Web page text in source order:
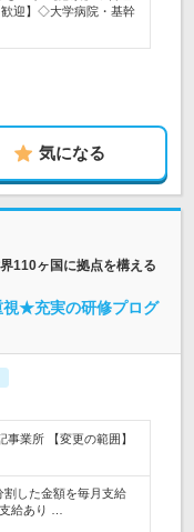
迎】◇大学病院・基幹
気になる
110ヶ国に拠点を構える
視★充実の研修プログ
業所 【変更の範囲】
した金額を毎月支給
給あり …